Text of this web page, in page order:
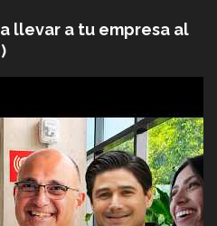
llevar a tu empresa al